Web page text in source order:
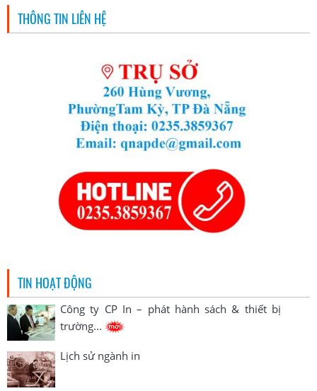
THÔNG TIN LIÊN HỆ
TIN HOẠT ĐỘNG
Công ty CP In – phát hành sách & thiết bị
trường...
Lịch sử ngành in